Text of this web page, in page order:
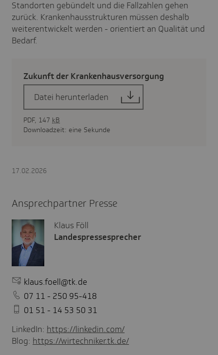
Standorten gebündelt und die Fallzahlen gehen
zurück. Krankenhausstrukturen müssen deshalb
weiterentwickelt werden - orientiert an Qualität und
Bedarf.
Zukunft der Kran­ken­haus­ver­sor­gung
Datei herunterladen
PDF, 147 kB
Downloadzeit: eine Sekunde
17.02.2026
Ansprechpartner Presse
Klaus Föll
Landespressesprecher
klaus.foell@tk.de
07 11 - 250 95-418
01 51 - 14 53 50 31
LinkedIn: https://linkedin.com/
Blog: https://wirtechniker.tk.de/